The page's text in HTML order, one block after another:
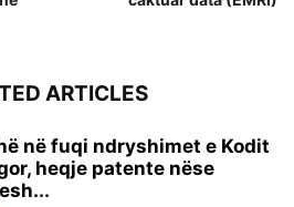
ARTICLES
në fuqi ndryshimet e Kodit
heqje patente nëse